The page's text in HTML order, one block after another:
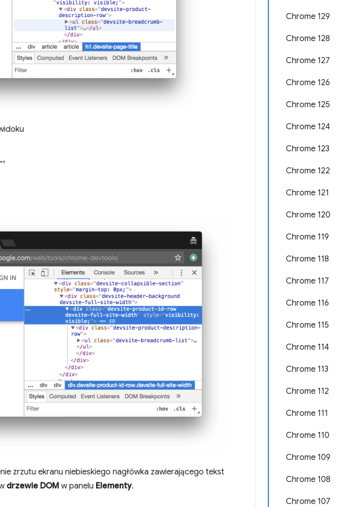
Chrome 129
Chrome 128
Chrome 127
Chrome 126
Chrome 125
Chrome 124
Chrome 123
Chrome 122
Chrome 121
Chrome 120
Chrome 119
Chrome 118
Chrome 117
Chrome 116
Chrome 115
Chrome 114
Chrome 113
Chrome 112
Chrome 111
Chrome 110
Chrome 109
Chrome 108
Chrome 107
,
zrzutu ekranu niebieskiego nagłówka zawierającego tekst
drzewie DOM w panelu Elementy.